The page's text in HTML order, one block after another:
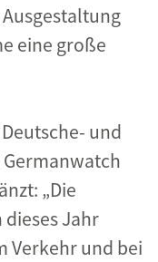
eine große
und
„Die
Jahr
Verkehr und bei